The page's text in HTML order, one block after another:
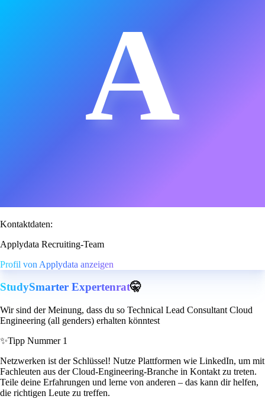
A
Kontaktdaten:
Applydata Recruiting-Team
Profil von Applydata anzeigen
StudySmarter Expertenrat🤫
Wir sind der Meinung, dass du so Technical Lead Consultant Cloud
Engineering (all genders) erhalten könntest
✨Tipp Nummer 1
Netzwerken ist der Schlüssel! Nutze Plattformen wie LinkedIn, um mit
Fachleuten aus der Cloud-Engineering-Branche in Kontakt zu treten.
Teile deine Erfahrungen und lerne von anderen – das kann dir helfen,
die richtigen Leute zu treffen.